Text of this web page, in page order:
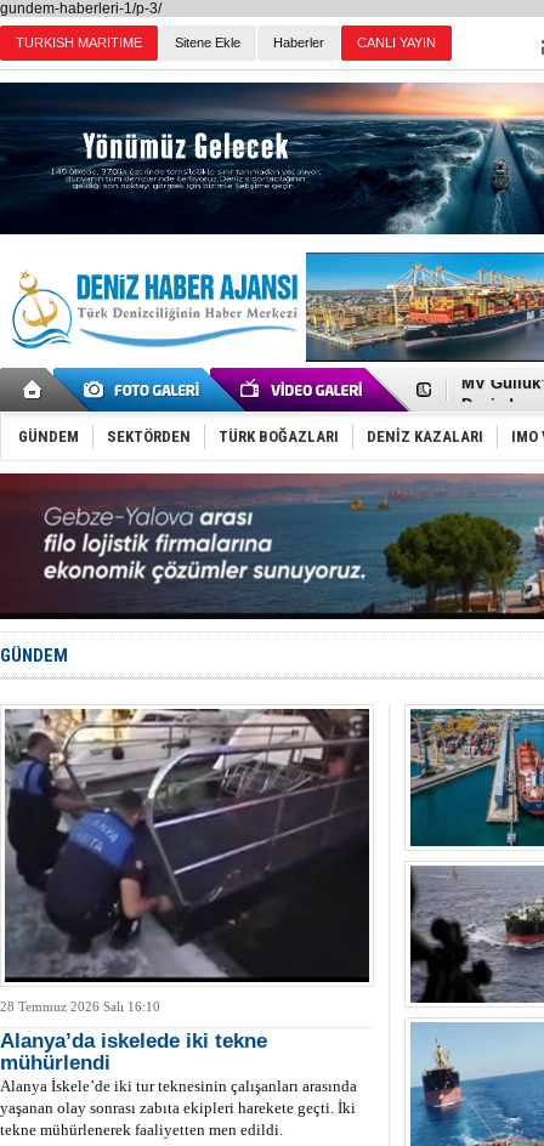
gundem-haberleri-1/p-3/
TURKISH MARITIME Sitene Ekle Haberler CANLI YAYIN
Denizde
Füze ve
İran
Uzmanlar
Gemi
Makine
Dron
'REGAL 1'
Gemide 5
Yakıt
Rus
GÜNDEM SEKTÖRDEN TÜRK BOĞAZLARI DENİZ KAZALARI IMO
GÜNDEM
28 Temmuz 2026 Salı 16:10
Alanya’da iskelede iki tekne
mühürlendi
Alanya İskele’de iki tur teknesinin çalışanları arasında
yaşanan olay sonrası zabıta ekipleri harekete geçti. İki
tekne mühürlenerek faaliyetten men edildi.